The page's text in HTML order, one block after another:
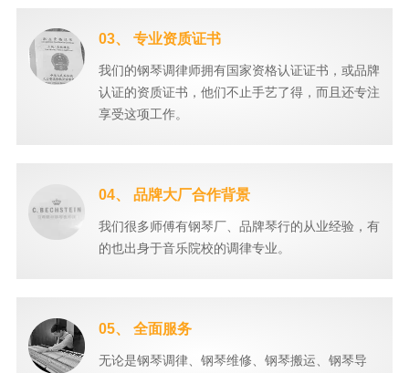
03、 专业资质证书
我们的钢琴调律师拥有国家资格认证证书，或品牌
认证的资质证书，他们不止手艺了得，而且还专注
享受这项工作。
04、 品牌大厂合作背景
我们很多师傅有钢琴厂、品牌琴行的从业经验，有
的也出身于音乐院校的调律专业。
05、 全面服务
无论是钢琴调律、钢琴维修、钢琴搬运、钢琴导